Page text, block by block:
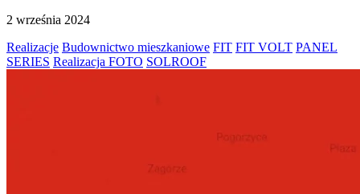
2 września 2024
Realizacje Budownictwo mieszkaniowe FIT FIT VOLT PANEL
SERIES Realizacja FOTO SOLROOF